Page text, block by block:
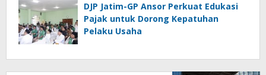
DJP Jatim-GP Ansor Perkuat Edukasi
Pajak untuk Dorong Kepatuhan
Pelaku Usaha